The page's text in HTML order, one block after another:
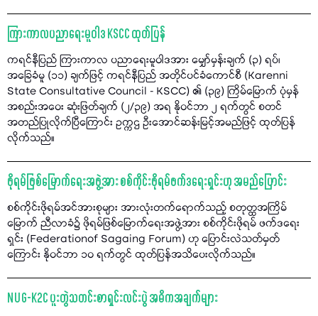
ကြားကာလပညာရေးမူဝါဒ KSCC ထုတ်ပြန်
ကရင်နီပြည် ကြားကာလ ပညာရေးမူဝါဒအား မျှော်မှန်းချက် (၃) ရပ်၊
အခြေခံမူ (၁၁) ချက်ဖြင့် ကရင်နီပြည် အတိုင်ပင်ခံကောင်စီ (Karenni
State Consultative Council - KSCC) ၏ (၃၉) ကြိမ်မြောက် ပုံမှန်
အစည်းအဝေး ဆုံးဖြတ်ချက် (၂/၃၉) အရ နိုဝင်ဘာ ၂ ရက်တွင် စတင်
အတည်ပြုလိုက်ပြီကြောင်း ဥက္ကဌ ဦးအောင်ဆန်းမြင့်အမည်ဖြင့် ထုတ်ပြန်
လိုက်သည်။
ဖိုရမ်ဖြစ်မြောက်ရေးအဖွဲ့အား စစ်ကိုင်းဖိုရမ်ဖက်ဒရေးရှင်းဟု အမည်ပြောင်း
စစ်ကိုင်းဖိုရမ်အင်အားစုများ အားလုံးတက်ရောက်သည့် စတုတ္ထအကြိမ်
မြောက် ညီလာခံ၌ ဖိုရမ်ဖြစ်မြောက်ရေးအဖွဲ့အား စစ်ကိုင်းဖိုရမ် ဖက်ဒရေး
ရှင်း (Federationof Sagaing Forum) ဟု ပြောင်းလဲသတ်မှတ်
ကြောင်း နိုဝင်ဘာ ၁၀ ရက်တွင် ထုတ်ပြန်အသိပေးလိုက်သည်။
NUG-K2C ပူးတွဲသတင်းစာရှင်းလင်းပွဲ အဓိကအချက်များ